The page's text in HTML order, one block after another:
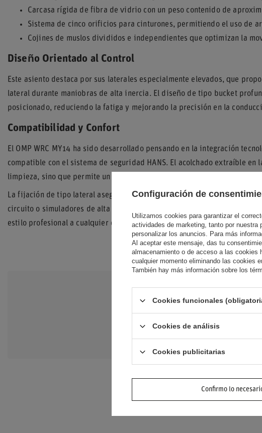
Carcasa rígida de fibra de vidrio con un peso contenido de
Sistema de cinco orificios para cinturones, permitiendo el uso de
Cojines de muslos divididos e independientes que optimizan la
Diseño Orientado al Control
Este asiento destaca por sus laterales especialmente elevados, que
lateral durante maniobras de alta inercia. El diseño de tipo bucket
posicionado, reduciendo la fatiga y mejorando la precisión en la
Compatibilidad y Confort
El OMP WRC MY14 ha sido desarrollado pensando en la integración
compatible con el sistema de seguridad HANS. El acolchado extraíble
limpieza, sino que permite un ajuste más personalizado para el usuario.
La fijación de tipo lateral asegura una instalación robusta en el
circuito o simuladores de alta gama. Su estética en color negro mate con
estilo profesional a cualquier cockpit de competición.
NECESITO AYUDA?
preguntas y respuestas más
Configuración de
Utilizamos cookies para garantizar el
actividades de marketing, tanto por
personalizar los anuncios. Para más
Al aceptar este mensaje, das tu
almacenamiento o de acceso a las cookies
cualquier momento eliminando las cookies
También hay más información sobre los
Cookies funcionales
Cookies de análisis
Cookies publicitarias
Confirmo lo